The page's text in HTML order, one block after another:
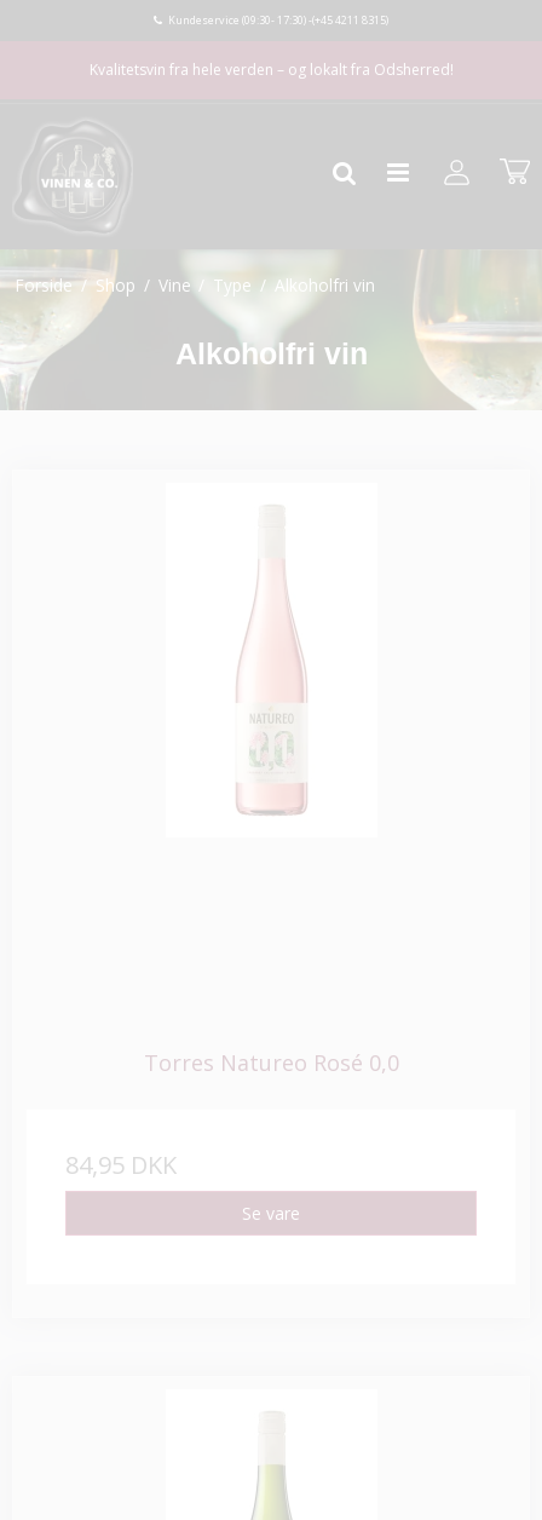
Kundeservice (09:30- 17:30) -(+45 4211 8315)
Kvalitetsvin fra hele verden – og lokalt fra Odsherred!
Forside / Shop / Vine / Type / Alkoholfri vin
Alkoholfri vin
Torres Natureo Rosé 0,0
84,95 DKK
Se vare